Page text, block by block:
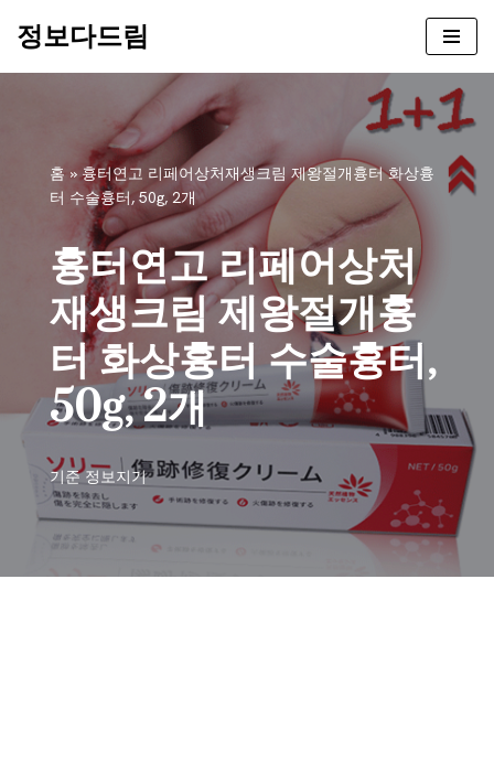
정보다드림
홈 »흉터연고 리페어상처재생크림 제왕절개흉터 화상흉
터 수술흉터, 50g, 2개
흉터연고 리페어상처
재생크림 제왕절개흉
터 화상흉터 수술흉터,
50g, 2개
기준정보지기